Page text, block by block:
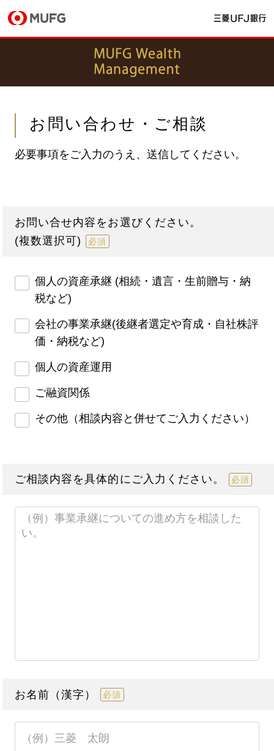
お問い合わせ・ご相談
必要事項をご入力のうえ、送信してください。
お問い合せ内容をお選びください。
(複数選択可)
必須
個人の資産承継 (相続・遺言・生前贈与・納
税など)
会社の事業承継(後継者選定や育成・自社株評
価・納税など)
個人の資産運用
ご融資関係
その他（相談内容と併せてご入力ください）
ご相談内容を具体的にご入力ください。 必須
お名前（漢字） 必須